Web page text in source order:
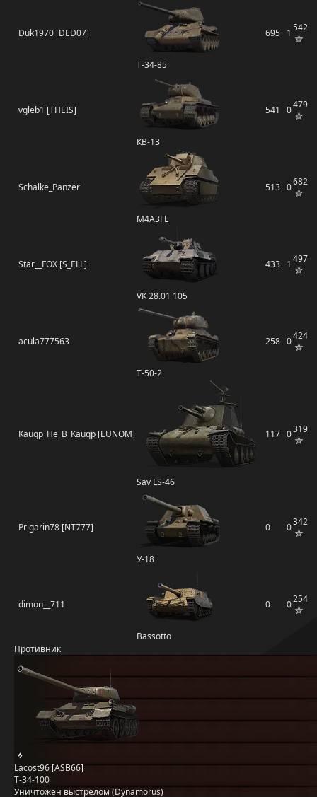
Duk1970 [DED07]
Т-34-85
695 1 542
vgleb1 [THEIS]
КВ-13
541 0479
Schalke_Panzer
M4A3FL
513 0682
Star__FOX [S_ELL]
VK 28.01 105
433 1 497
acula777563
Т-50-2
258 0424
Kauqp_He_B_Kauqp [EUNOM]
Sav LS-46
117 0319
Prigarin78 [NT777]
У-18
0 0342
dimon__711
Bassotto
0 0254
Противник
Lacost96 [ASB66]
Т-34-100
Уничтожен выстрелом (Dynamorus)